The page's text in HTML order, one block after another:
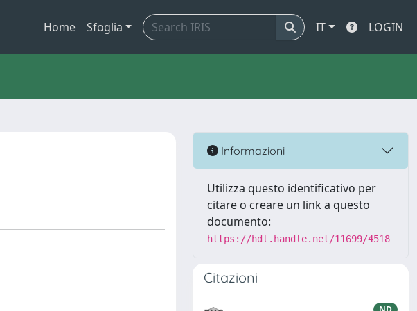
Home Sfoglia IT LOGIN
Informazioni
Utilizza questo identificativo per
citare o creare un link a questo
documento:
https://hdl.handle.net/11699/4518
Citazioni